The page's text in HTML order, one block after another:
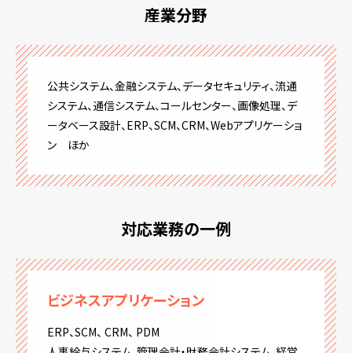
産業分野
公共システム、金融システム、データセキュリティ、流通
システム、通信システム、コールセンター、画像処理、デ
ータベース設計、ERP、SCM、CRM、Webアプリケーショ
ン ほか
対応業務の一例
ビジネスアプリケーション
ERP、SCM、 CRM、 PDM